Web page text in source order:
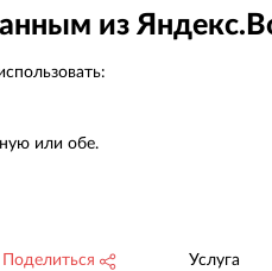
из
или обе.
Поделиться Услуга